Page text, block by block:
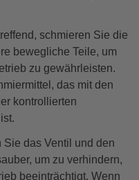
schmieren Sie die
bewegliche Teile, um
zu gewährleisten.
das mit den
kontrollierten
Sie das Ventil und den
um zu verhindern,
beeinträchtigt. Wenn